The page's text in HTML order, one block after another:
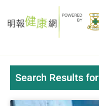
to
Search Results